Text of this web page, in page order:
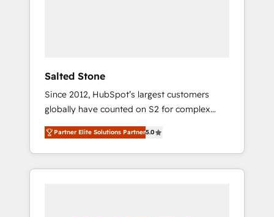
Salted Stone
Since 2012, HubSpot’s largest customers
globally have counted on S2 for complex
migrations, change management, systems
integration, and creative solutions that
deliver measurable impact and transform
brand experiences As one of the few full-
Partner Elite Solutions Partner5.0